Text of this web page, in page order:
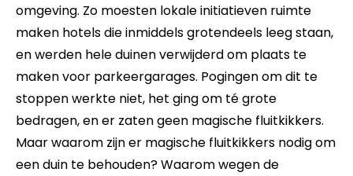
omgeving. Zo moesten lokale initiatieven ruimte
maken hotels die inmiddels grotendeels leeg staan,
en werden hele duinen verwijderd om plaats te
maken voor parkeergarages. Pogingen om dit te
stoppen werkte niet, het ging om té grote
bedragen, en er zaten geen magische fluitkikkers.
Maar waarom zijn er magische fluitkikkers nodig om
een duin te behouden? Waarom wegen de